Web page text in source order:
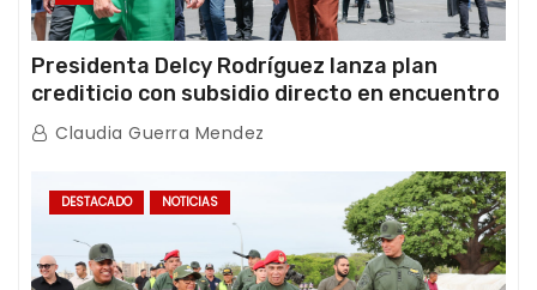
Presidenta Delcy Rodríguez lanza plan
crediticio con subsidio directo en encuentro
con Juntas de Condominio
Claudia Guerra Mendez
DESTACADO NOTICIAS